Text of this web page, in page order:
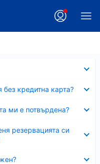
кредитна карта?
ми е потвърдена?
резервацията си